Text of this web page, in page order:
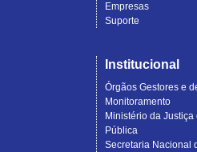
Empresas
Suporte
Institucional
Órgãos Gestores e
Monitoramento
Ministério da
Pública
Secretaria Nacional